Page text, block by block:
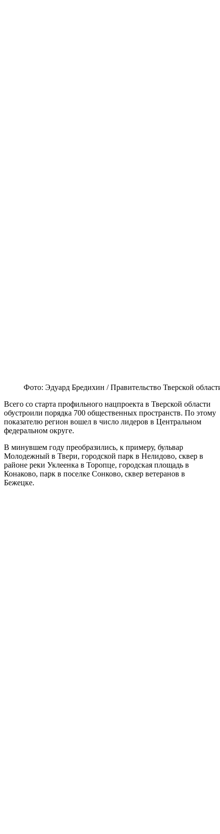
Фото: Эдуард Бредихин / Правительство Тверской
Всего со старта профильного нацпроекта в Тверской области
обустроили порядка 700 общественных пространств. По этому
показателю регион вошел в число лидеров в Центральном
федеральном округе.
В минувшем году преобразились, к примеру, бульвар
Молодежный в Твери, городской парк в Нелидово, сквер в
районе реки Уклеенка в Торопце, городская площадь в
Конаково, парк в поселке Сонково, сквер ветеранов в
Бежецке.